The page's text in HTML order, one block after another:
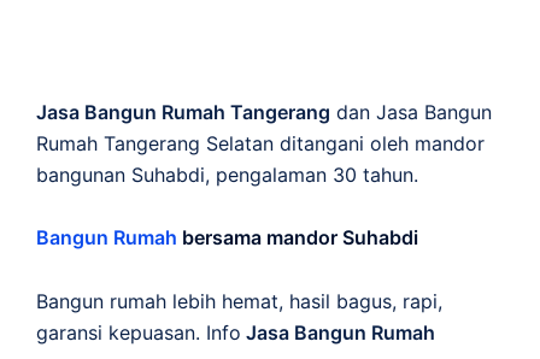
Jasa Bangun Rumah Tangerang dan Jasa Bangun
Rumah Tangerang Selatan ditangani oleh mandor
bangunan Suhabdi, pengalaman 30 tahun.
Bangun Rumah bersama mandor Suhabdi
Bangun rumah lebih hemat, hasil bagus, rapi,
garansi kepuasan. Info Jasa Bangun Rumah